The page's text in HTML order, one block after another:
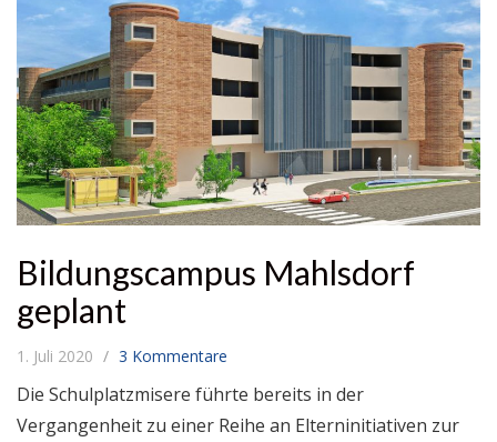
Bildungscampus Mahlsdorf
geplant
1. Juli 2020 3 Kommentare
Die Schulplatzmisere führte bereits in der
Vergangenheit zu einer Reihe an Elterninitiativen zur